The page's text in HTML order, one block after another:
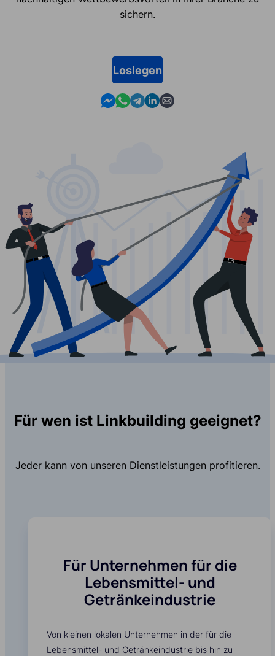
sichern.
Loslegen
Contact us in Messenger
Contact us in WhatsApp
Contact us in Telegram
Contact us in Linkedin
Contact us by email
Für wen ist Linkbuilding geeignet?
Jeder kann von unseren Dienstleistungen profitieren.
Für Unternehmen für die
Lebensmittel- und
Getränkeindustrie
Von kleinen lokalen Unternehmen in der für die
Lebensmittel- und Getränkeindustrie bis hin zu